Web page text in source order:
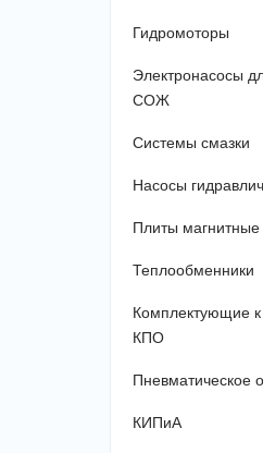
Гидромоторы
Электронасосы
СОЖ
Системы смазки
Насосы
Плиты магнитные
Теплообменники
Комплектующие к
КПО
Пневматическое
КИПиА